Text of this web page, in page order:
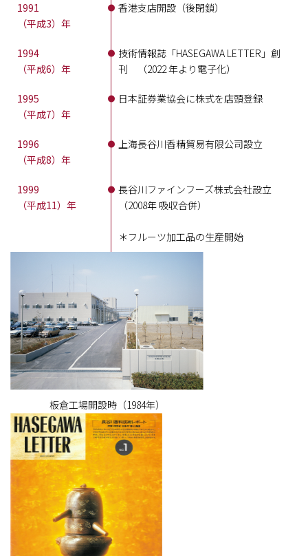
板倉工場開設時（1984年）
1991
（平成3）年
香港支店開設（後閉鎖）
1994
（平成6）年
技術情報誌「HASEGAWA LETTER」創
刊 （2022 年より電子化）
1995
（平成7）年
日本証券業協会に株式を店頭登録
1996
（平成8）年
上海長谷川香精貿易有限公司設立
1999
（平成11）年
長谷川ファインフーズ株式会社設立
（2008年 吸収合併）
＊フルーツ加工品の生産開始